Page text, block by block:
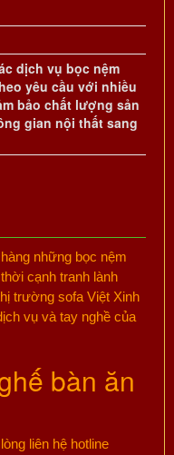
dịch vụ bọc nệm
yêu cầu với nhiều
bảo chất lượng sản
gian nội thất sang
những bọc nệm
cạnh tranh lành
trường sofa Việt Xinh
vụ và tay nghề của
bàn ăn
liên hệ hotline